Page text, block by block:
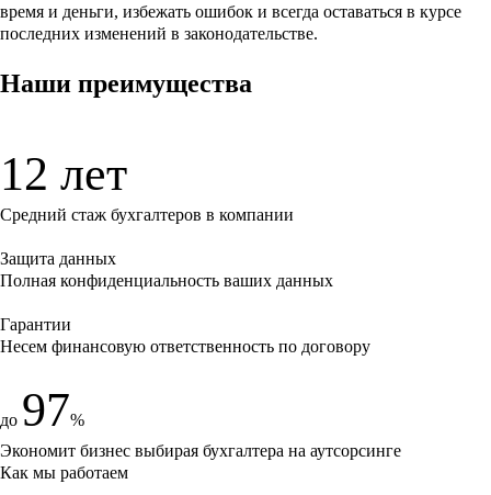
время и деньги, избежать ошибок и всегда оставаться в курсе
последних изменений в законодательстве.
Наши преимущества
12 лет
Средний стаж бухгалтеров в компании
Защита данных
Полная конфиденциальность ваших данных
Гарантии
Несем финансовую ответственность по договору
до 97%
Экономит бизнес выбирая бухгалтера на аутсорсинге
Как мы работаем